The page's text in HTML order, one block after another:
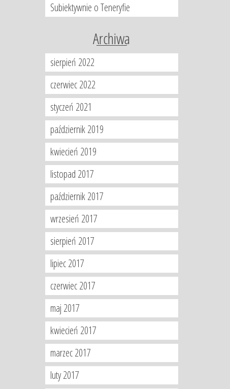
Subiektywnie o Teneryfie
Archiwa
sierpień 2022
czerwiec 2022
styczeń 2021
październik 2019
kwiecień 2019
listopad 2017
październik 2017
wrzesień 2017
sierpień 2017
lipiec 2017
czerwiec 2017
maj 2017
kwiecień 2017
marzec 2017
luty 2017